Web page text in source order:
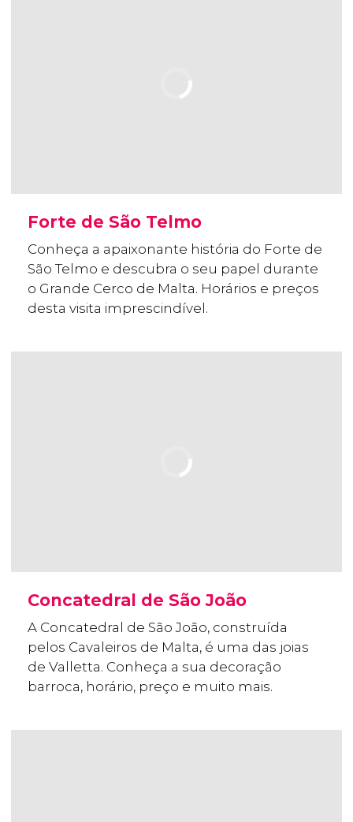
Forte de São Telmo
Conheça a apaixonante história do Forte de
São Telmo e descubra o seu papel durante
o Grande Cerco de Malta. Horários e preços
desta visita imprescindível.
Concatedral de São João
A Concatedral de São João, construída
pelos Cavaleiros de Malta, é uma das joias
de Valletta. Conheça a sua decoração
barroca, horário, preço e muito mais.